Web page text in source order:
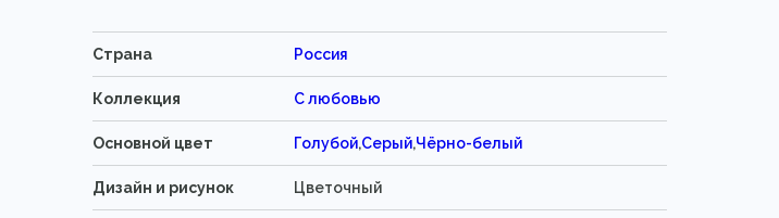
Страна Россия
Коллекция С любовью
Основной цвет Голубой,Серый,Чёрно-белый
Дизайн и рисунок Цветочный